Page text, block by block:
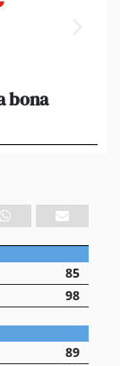
bona
85
98
89